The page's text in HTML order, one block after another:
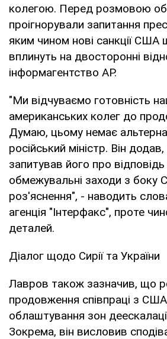
колегою. Перед розмовою
проігнорували запитання
яким чином нові санкції США
вплинуть на двосторонні
інформагентство AP.
"Ми відчуваємо готовність
американських колег до
Думаю, цьому немає
російський міністр. Він
запитував його про відповідь
обмежувальні заходи з
роз'яснення", - наводить
агенція "Інтерфакс", проте
деталей.
Діалог щодо Сирії та України
Лавров також зазначив, що
продовження співпраці з
облаштування зон
Зокрема, він висловив